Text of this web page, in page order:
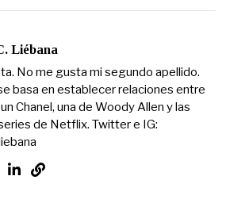
Liébana
No me gusta mi segundo apellido.
basa en establecer relaciones entre
Chanel, una de Woody Allen y las
de Netflix. Twitter e IG: